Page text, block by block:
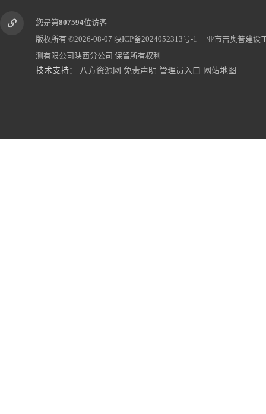
您是第807594位访客
版权所有 ©2026-08-07 陕ICP备2024052313号-1 三亚市吉奥普建设
测有限公司陕西分公司 保留所有权利.
技术支持：
八方资源网 免责声明 管理员入口 网站地图